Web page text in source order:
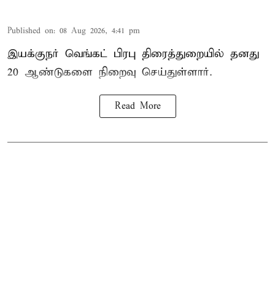
Published on: 08 Aug 2026, 4:41 pm
இயக்குநர் வெங்கட் பிரபு திரைத்துறையில் தனது
20 ஆண்டுகளை நிறைவு செய்துள்ளார்.
Read More